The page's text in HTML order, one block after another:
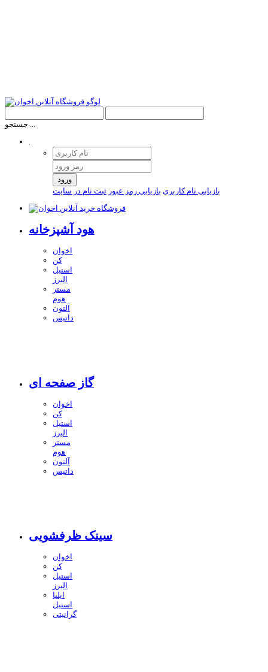
جستجو ...
.
ورود
بازیابی نام کاربری بازیابی رمز عبور ثبت نام در سایت
هود آشپزخانه
اخوان
کن
استیل
البرز
مستر
هوم
آلتون
داتیس
گاز صفحه ای
اخوان
کن
استیل
البرز
مستر
هوم
آلتون
داتیس
سینک ظرفشویی
اخوان
کن
استیل
البرز
ایلیا
استیل
گرانیتی